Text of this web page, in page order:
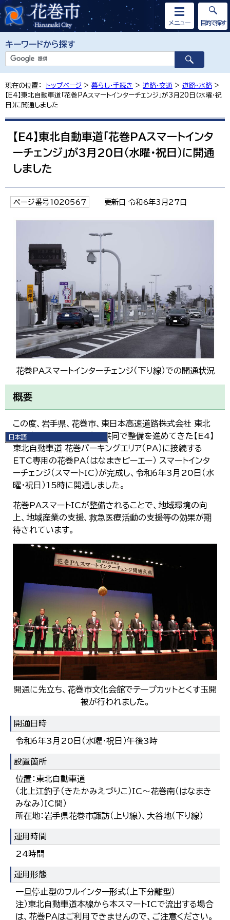
キーワードから探す
メニュー
日本語
日本語
English
简体中文
繁體中文
目的で探す
現在の位置： トップページ > 暮らし・手続き > 道路・交通 > 道路・水路 >
【E4】東北自動車道「花巻PAスマートインターチェンジ」が3月20日（水曜・祝
日）に開通しました
【E4】東北自動車道「花巻PAスマートインタ
ーチェンジ」が3月20日（水曜・祝日）に開通
しました
ページ番号1020567 更新日 令和6年3月27日
花巻PAスマートインターチェンジ（下り線）での開通状況
概要
この度、岩手県、花巻市、東日本高速道路株式会社 東北
支社（仙台市宮城野区）が共同で整備を進めてきた【E4】
東北自動車道 花巻パーキングエリア（PA）に接続する
ETC専用の花巻PA（はなまきピーエー） スマートインタ
ーチェンジ（スマートIC）が完成し、令和6年3月20日（水
曜・祝日）15時に開通しました。
花巻PAスマートICが整備されることで、地域環境の向
上、地域産業の支援、救急医療活動の支援等の効果が期
待されています。
開通に先立ち、花巻市文化会館でテープカットとくす玉開
被が行われました。
開通日時
令和6年3月20日（水曜・祝日）午後3時
設置箇所
位置：東北自動車道
（北上江釣子（きたかみえづりこ）IC～花巻南（はなまき
みなみ）IC間）
所在地：岩手県花巻市諏訪（上り線）、大谷地（下り線）
運用時間
24時間
運用形態
一旦停止型のフルインター形式（上下分離型）
注）東北自動車道本線から本スマートICで流出する場合
は、花巻PAはご利用できませんので、ご注意ください。